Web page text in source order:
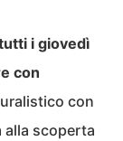
i giovedì
con
con
alla scoperta